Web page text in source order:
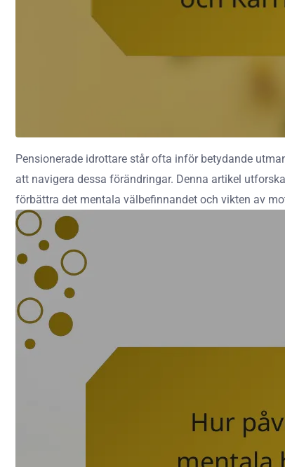
Pensionerade idrottare står ofta inför betydande
att navigera dessa förändringar. Denna artikel
förbättra det mentala välbefinnandet och vikten av